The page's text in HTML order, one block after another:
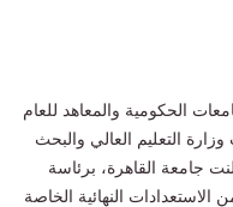
الحكومية والمعاهد للعام
وزارة التعليم العالي والبحث
جامعة القاهرة، برئاسة
الاستعدادات النهائية الخاصة